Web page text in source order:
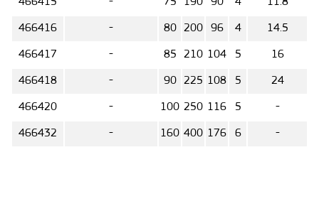
466416 - 80 200 96 4 14.5
466417 - 85 210 104 5 16
466418 - 90 225 108 5 24
466420 - 100 250 116 5 -
466432 - 160 400 176 6 -